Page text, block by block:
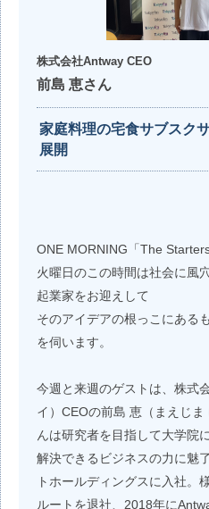
株式会社Antway CEO
前島 恵さん
家庭料理の宅食サブスク
展開
ONE MORNING「The Starters
火曜日のこの時間は社会に風
起業家をお迎えして
そのアイデアの根っこにある
を伺います。
今週と来週のゲストは、株式
イ）CEOの前島 恵（まえじ
んは研究者を目指して大学院
解決できるビジネスの力に魅
トホールディングスに入社。
ルートを退社、2018年に